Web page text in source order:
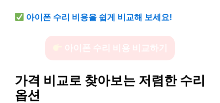
아이폰 수리 비용을 쉽게 비교해 보세요!
아이폰 수리 비용 비교하기
가격 비교로 찾아보는 저렴한 수리
옵션